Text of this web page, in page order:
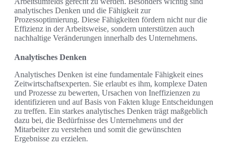
analytisches Denken und die Fähigkeit zur
Prozessoptimierung. Diese Fähigkeiten fördern nicht nur die
Effizienz in der Arbeitsweise, sondern unterstützen auch
nachhaltige Veränderungen innerhalb des Unternehmens.
Analytisches Denken
Analytisches Denken ist eine fundamentale Fähigkeit eines
Zeitwirtschaftsexperten. Sie erlaubt es ihm, komplexe Daten
und Prozesse zu bewerten, Ursachen von Ineffizienzen zu
identifizieren und auf Basis von Fakten kluge Entscheidungen
zu treffen. Ein starkes analytisches Denken trägt maßgeblich
dazu bei, die Bedürfnisse des Unternehmens und der
Mitarbeiter zu verstehen und somit die gewünschten
Ergebnisse zu erzielen.